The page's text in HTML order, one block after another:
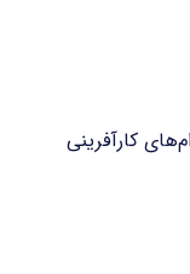
کارآفرینی